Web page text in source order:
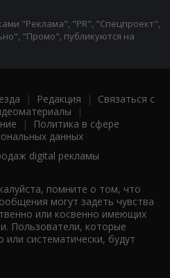
"Реклама", "PR", "Спецпроект",
"Промо", публикуются на
| Редакция | Связаться с
|
|
Политика в сфере
данных
digital рекламы
помните о том, что
могут задеть чувства
или косвенно имеющих
Пользователи, которые
систематически, будут